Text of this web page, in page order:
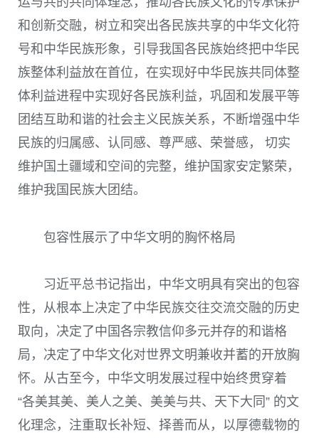
和创新交融，树立和突出各民族共享的中华文化符
号和中华民族形象，引导我国各民族始终把中华民
族整体利益放在首位，在实现好中华民族共同体整
体利益进程中实现好各民族利益，巩固和发展平等
团结互助和谐的社会主义民族关系，不断增强中华
民族的归属感、认同感、尊严感、荣誉感， 切实
维护国土疆域和空间的完整，维护国家安定繁荣，
维护我国民族大团结。
包容性展示了中华文明的胸怀格局
习近平总书记指出，中华文明具有突出的包容
性，从根本上决定了中华民族交往交流交融的历史
取向，决定了中国各宗教信仰多元并存的和谐格
局，决定了中华文化对世界文明兼收并蓄的开放胸
怀。从古至今，中华文明发展过程中始终贯穿着
“各美其美、美人之美、美美与共、天下大同” 的文
化理念，注重取长补短、择善而从，以厚德载物的